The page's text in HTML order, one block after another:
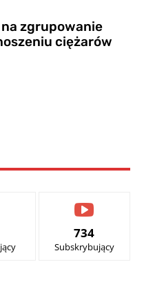
na zgrupowanie
ciężarów
734
Subskrybujący